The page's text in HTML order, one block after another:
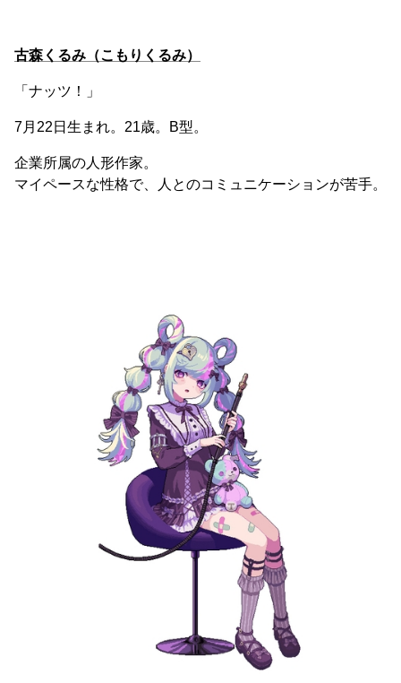
古森くるみ（こもりくるみ）
「ナッツ！」
7月22日生まれ。21歳。B型。
企業所属の人形作家。
マイペースな性格で、人とのコミュニケーションが苦手。